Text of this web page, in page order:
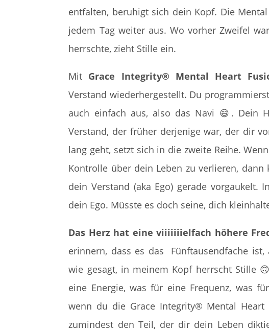
entfalten, beruhigt sich dein Kopf. Die
jedem Tag weiter aus. Wo vorher Zweifel
herrschte, zieht Stille ein.
Mit Grace Integrity® Mental Heart
Verstand wiederhergestellt. Du
auch einfach aus, also das Navi 😄. Dein
Verstand, der früher derjenige war, der dir
lang geht, setzt sich in die zweite Reihe.
Kontrolle über dein Leben zu verlieren,
dein Verstand (aka Ego) gerade vorgaukelt.
dein Ego. Müsste es doch seine, dich
Das Herz hat eine viiiiiiielfach höhere
erinnern, dass es das Fünftausendfache
wie gesagt, in meinem Kopf herrscht Stille
eine Energie, was für eine Frequenz, was
wenn du die Grace Integrity® Mental Heart
zumindest den Teil, der dir dein Leben